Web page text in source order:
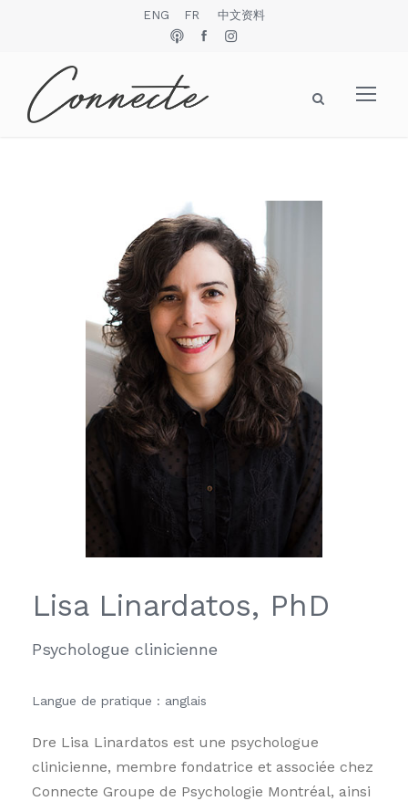
ENG FR 中文资料
Lisa Linardatos, PhD
Psychologue clinicienne
Langue de pratique : anglais
Dre Lisa Linardatos est une psychologue
clinicienne, membre fondatrice et associée chez
Connecte Groupe de Psychologie Montréal, ainsi